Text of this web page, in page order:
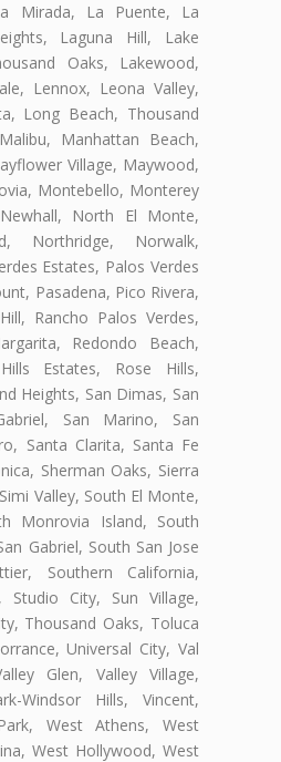
Mirada, La Puente, La
Laguna Hill, Lake
Oaks, Lakewood,
Lennox, Leona Valley,
Long Beach, Thousand
Manhattan Beach,
Village, Maywood,
Montebello, Monterey
North El Monte,
Northridge, Norwalk,
Estates, Palos Verdes
Pasadena, Pico Rivera,
Rancho Palos Verdes,
Redondo Beach,
Estates, Rose Hills,
Heights, San Dimas, San
San Marino, San
Santa Clarita, Santa Fe
Sherman Oaks, Sierra
Valley, South El Monte,
Monrovia Island, South
Gabriel, South San Jose
Southern California,
Studio City, Sun Village,
Thousand Oaks, Toluca
Universal City, Val
Glen, Valley Village,
Windsor Hills, Vincent,
West Athens, West
West Hollywood, West